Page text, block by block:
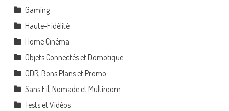
Gaming
Haute-Fidélité
Home Cinéma
Objets Connectés et Domotique
ODR, Bons Plans et Promo…
Sans Fil, Nomade et Multiroom
Tests et Vidéos